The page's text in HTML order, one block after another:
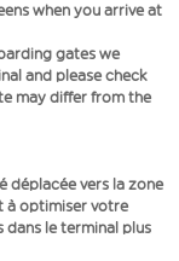
when you arrive at
gates we
and please check
may differ from the
déplacée vers la zone
à optimiser votre
dans le terminal plus